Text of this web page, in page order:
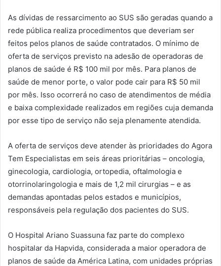
As dívidas de ressarcimento ao SUS são geradas quando a
rede pública realiza procedimentos que deveriam ser
feitos pelos planos de saúde contratados. O mínimo de
oferta de serviços previsto na adesão de operadoras de
planos de saúde é R$ 100 mil por mês. Para planos de
saúde de menor porte, o valor pode cair para R$ 50 mil
por mês. Isso ocorrerá no caso de atendimentos de média
e baixa complexidade realizados em regiões cuja demanda
por esse tipo de serviço não seja plenamente atendida.
A oferta de serviços deve atender às prioridades do Agora
Tem Especialistas em seis áreas prioritárias – oncologia,
ginecologia, cardiologia, ortopedia, oftalmologia e
otorrinolaringologia e mais de 1,2 mil cirurgias – e as
demandas apontadas pelos estados e municípios,
responsáveis pela regulação dos pacientes do SUS.
O Hospital Ariano Suassuna faz parte do complexo
hospitalar da Hapvida, considerada a maior operadora de
planos de saúde da América Latina, com unidades próprias